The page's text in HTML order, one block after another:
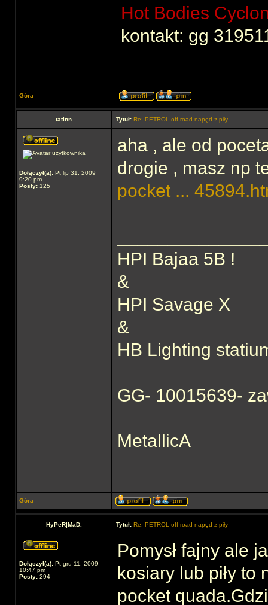
Hot Bodies
kontakt: gg
Góra
tatinn Tytuł: Re: PETROL off-road napęd z piły
Dołączył(a): Pt lip 31, 2009
9:20 pm
Posty: 125
aha , ale od
drogie , masz np
pocket ...
HPI Bajaa 5B !
&
HPI Savage X
&
HB Lighting
GG- 10015639-
MetallicA
Góra
HyPeR|MaD. Tytuł: Re: PETROL off-road napęd z piły
Dołączył(a): Pt gru 11, 2009
10:47 pm
Posty: 294
Pomysł fajny ale
kosiary lub piły to
pocket